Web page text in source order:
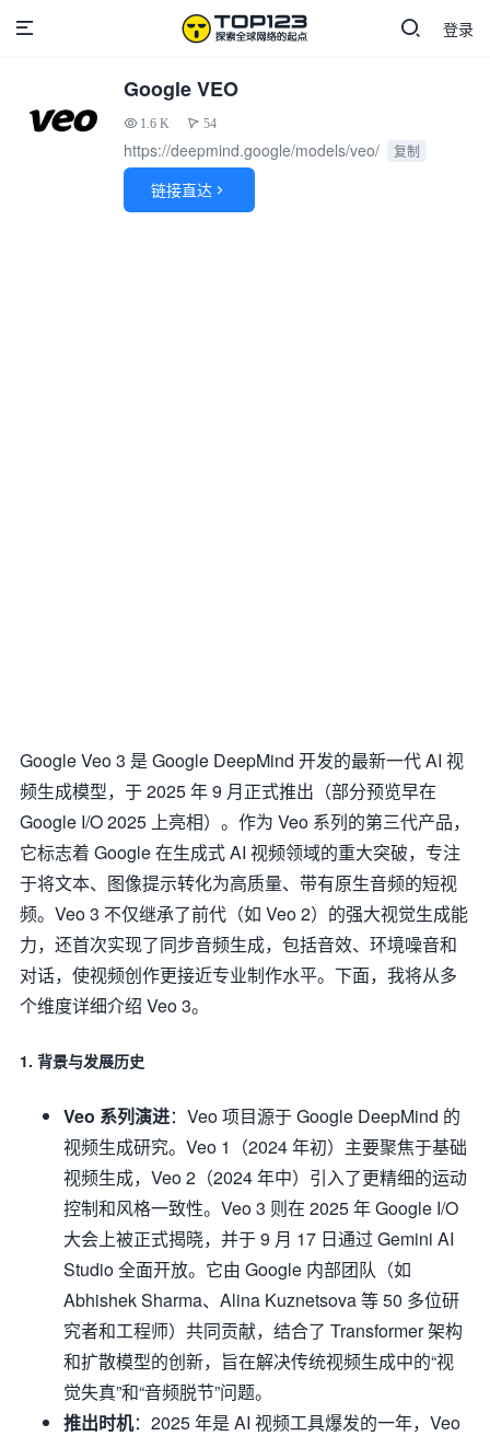
登录
Google VEO
1.6 K 54
https://deepmind.google/models/veo/ 复制
链接直达 
Google Veo 3 是 Google DeepMind 开发的最新一代 AI 视
频生成模型，于 2025 年 9 月正式推出（部分预览早在
Google I/O 2025 上亮相）。作为 Veo 系列的第三代产品，
它标志着 Google 在生成式 AI 视频领域的重大突破，专注
于将文本、图像提示转化为高质量、带有原生音频的短视
频。Veo 3 不仅继承了前代（如 Veo 2）的强大视觉生成能
力，还首次实现了同步音频生成，包括音效、环境噪音和
对话，使视频创作更接近专业制作水平。下面，我将从多
个维度详细介绍 Veo 3。
1. 背景与发展历史
Veo 系列演进：Veo 项目源于 Google DeepMind 的
视频生成研究。Veo 1（2024 年初）主要聚焦于基础
视频生成，Veo 2（2024 年中）引入了更精细的运动
控制和风格一致性。Veo 3 则在 2025 年 Google I/O
大会上被正式揭晓，并于 9 月 17 日通过 Gemini AI
Studio 全面开放。它由 Google 内部团队（如
Abhishek Sharma、Alina Kuznetsova 等 50 多位研
究者和工程师）共同贡献，结合了 Transformer 架构
和扩散模型的创新，旨在解决传统视频生成中的“视
觉失真”和“音频脱节”问题。
推出时机：2025 年是 AI 视频工具爆发的一年，Veo